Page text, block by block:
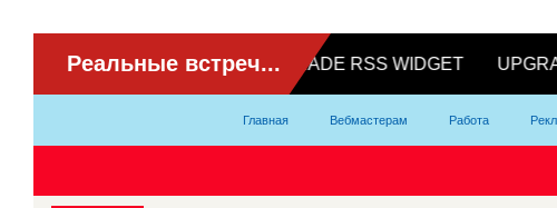
Главная Вебмастерам Работа
ВидеоЧат
Партнерка
Модели